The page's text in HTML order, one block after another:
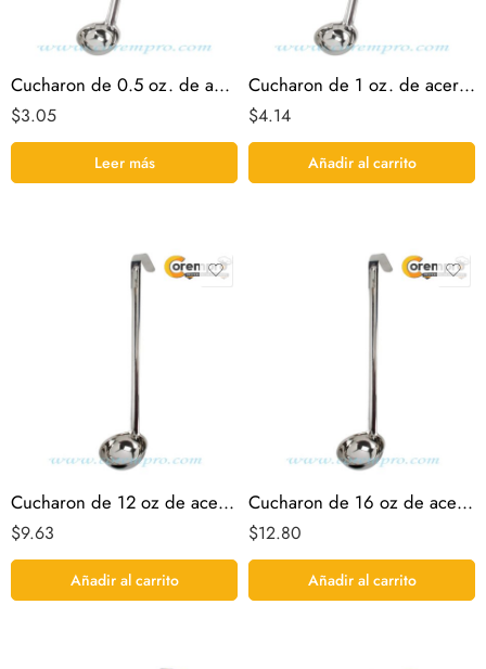
Cucharon de 0.5 oz. de acero inoxidable
$3.05
Leer más
Cucharon de 1 oz. de acero inoxidable
$4.14
Añadir al carrito
Cucharon de 12 oz de acero inoxidable
$9.63
Añadir al carrito
Cucharon de 16 oz de acero inoxidable
$12.80
Añadir al carrito